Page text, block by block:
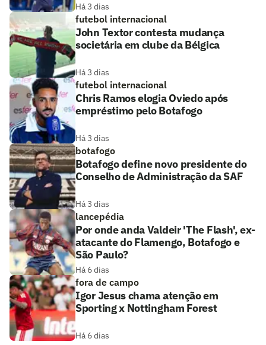
Há 3 dias
futebol internacional
John Textor contesta mudança
societária em clube da Bélgica
Há 3 dias
futebol internacional
Chris Ramos elogia Oviedo após
empréstimo pelo Botafogo
Há 3 dias
botafogo
Botafogo define novo presidente do
Conselho de Administração da SAF
Há 3 dias
lancepédia
Por onde anda Valdeir 'The Flash', ex-
atacante do Flamengo, Botafogo e
São Paulo?
Há 6 dias
fora de campo
Igor Jesus chama atenção em
Sporting x Nottingham Forest
Há 6 dias